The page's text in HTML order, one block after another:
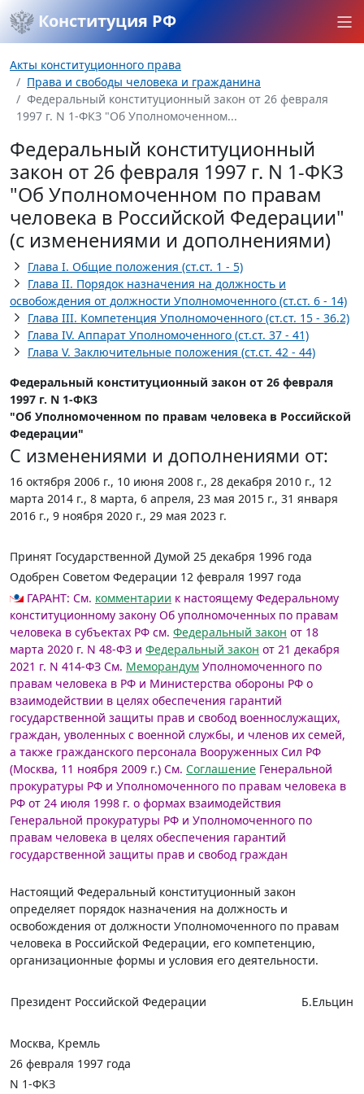
Конституция РФ
Акты конституционного права
Права и свободы человека и гражданина
Федеральный конституционный закон от 26 февраля
1997 г. N 1-ФКЗ "Об Уполномоченном...
Федеральный конституционный
закон от 26 февраля 1997 г. N 1-ФКЗ
"Об Уполномоченном по правам
человека в Российской Федерации"
(с изменениями и дополнениями)
Глава I. Общие положения (ст.ст. 1 - 5)
Глава II. Порядок назначения на должность и
освобождения от должности Уполномоченного (ст.ст. 6 - 14)
Глава III. Компетенция Уполномоченного (ст.ст. 15 - 36.2)
Глава IV. Аппарат Уполномоченного (ст.ст. 37 - 41)
Глава V. Заключительные положения (ст.ст. 42 - 44)
Федеральный конституционный закон от 26 февраля
1997 г. N 1-ФКЗ
"Об Уполномоченном по правам человека в Российской
Федерации"
С изменениями и дополнениями от:
16 октября 2006 г., 10 июня 2008 г., 28 декабря 2010 г., 12
марта 2014 г., 8 марта, 6 апреля, 23 мая 2015 г., 31 января
2016 г., 9 ноября 2020 г., 29 мая 2023 г.
Принят Государственной Думой 25 декабря 1996 года
Одобрен Советом Федерации 12 февраля 1997 года
ГАРАНТ: См. комментарии к настоящему Федеральному
конституционному закону Об уполномоченных по правам
человека в субъектах РФ см. Федеральный закон от 18
марта 2020 г. N 48-ФЗ и Федеральный закон от 21 декабря
2021 г. N 414-ФЗ См. Меморандум Уполномоченного по
правам человека в РФ и Министерства обороны РФ о
взаимодействии в целях обеспечения гарантий
государственной защиты прав и свобод военнослужащих,
граждан, уволенных с военной службы, и членов их семей,
а также гражданского персонала Вооруженных Сил РФ
(Москва, 11 ноября 2009 г.) См. Соглашение Генеральной
прокуратуры РФ и Уполномоченного по правам человека в
РФ от 24 июля 1998 г. о формах взаимодействия
Генеральной прокуратуры РФ и Уполномоченного по
правам человека в целях обеспечения гарантий
государственной защиты прав и свобод граждан
Настоящий Федеральный конституционный закон
определяет порядок назначения на должность и
освобождения от должности Уполномоченного по правам
человека в Российской Федерации, его компетенцию,
организационные формы и условия его деятельности.
Президент Российской Федерации Б.Ельцин
Москва, Кремль
26 февраля 1997 года
N 1-ФКЗ